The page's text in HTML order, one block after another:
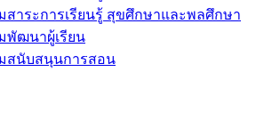
สาระการเรียนรู้ สุขศึกษาและพลศึกษา
พัฒนาผู้เรียน
สนับสนุนการสอน